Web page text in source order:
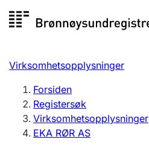
til
Registersøk
Aksjeselskap
Enkeltpersonforetak
Registrere, endre, slette
Virksomhetsopplysninger
Forsiden
Registersøk
Virksomhetsopplysninger
EKA RØR AS